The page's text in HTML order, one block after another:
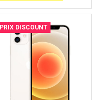
PRIX DISCOUNT